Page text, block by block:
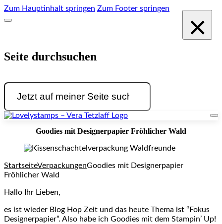
Zum Hauptinhalt springen Zum Footer springen
Seite durchsuchen
Suchen
×
Goodies mit Designerpapier Fröhlicher Wald
StartseiteVerpackungenGoodies mit Designerpapier
Fröhlicher Wald
Hallo Ihr Lieben,
es ist wieder Blog Hop Zeit und das heute Thema ist “Fokus
Designerpapier”. Also habe ich Goodies mit dem Stampin’ Up!